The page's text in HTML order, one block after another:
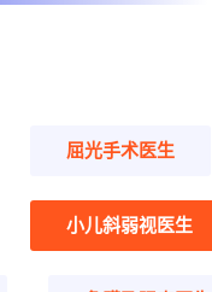
屈光手术医生
小儿斜弱视医生